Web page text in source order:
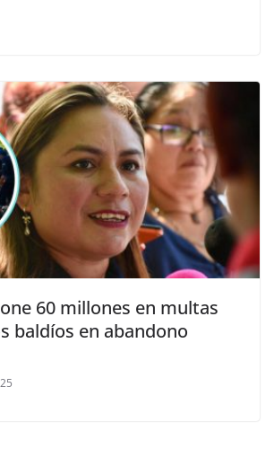
60 millones en multas
baldíos en abandono